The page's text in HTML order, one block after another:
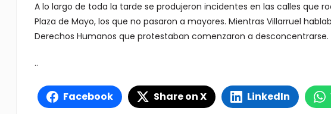
A lo largo de toda la tarde se produjeron incidentes en las calles que
Plaza de Mayo, los que no pasaron a mayores. Mientras Villarruel
Derechos Humanos que protestaban comenzaron a desconcentrarse.
..
Facebook Share on X LinkedIn